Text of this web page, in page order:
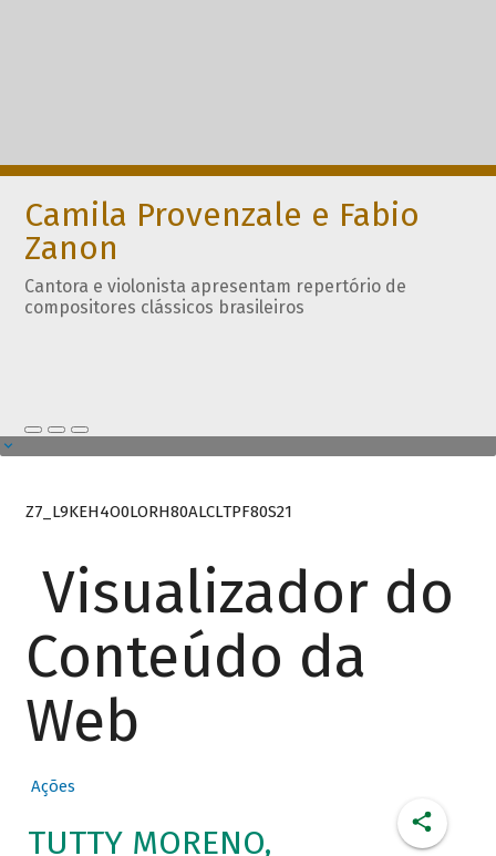
Camila Provenzale e Fabio
Zanon
Cantora e violonista apresentam repertório de
compositores clássicos brasileiros
Z7_L9KEH4O0LORH80ALCLTPF80S21
Visualizador do
Conteúdo da
Web
Ações
TUTTY MORENO,